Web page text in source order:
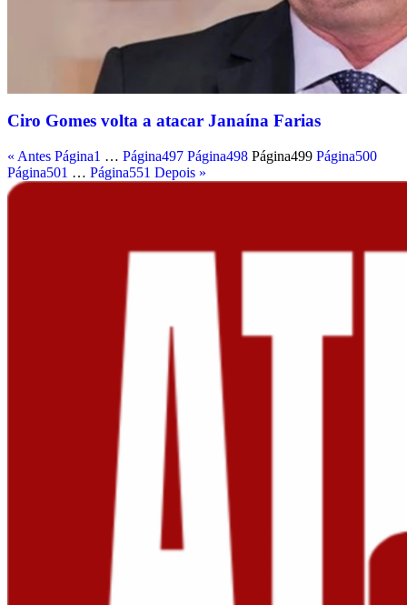
Ciro Gomes volta a atacar Janaína Farias
« Antes Página1 … Página497 Página498 Página499 Página500
Página501 … Página551 Depois »